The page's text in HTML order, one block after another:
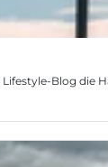
Lifestyle-Blog die